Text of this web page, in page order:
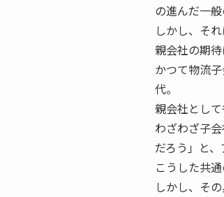
の進んだ一
しかし、そ
親会社の期
かつて物流
代。
親会社とし
わざわざ子
だろう」と
こうした共
しかし、そ